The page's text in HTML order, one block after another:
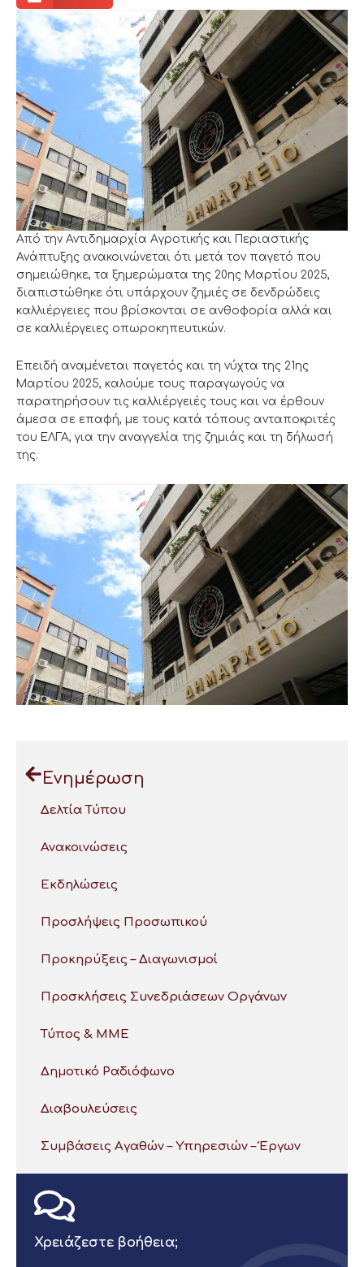
Από την Αντιδημαρχία Αγροτικής και Περιαστικής
Ανάπτυξης ανακοινώνεται ότι μετά τον παγετό που
σημειώθηκε, τα ξημερώματα της 20ης Μαρτίου 2025,
διαπιστώθηκε ότι υπάρχουν ζημιές σε δενδρώδεις
καλλιέργειες που βρίσκονται σε ανθοφορία αλλά και
σε καλλιέργειες οπωροκηπευτικών.
Επειδή αναμένεται παγετός και τη νύχτα της 21ης
Μαρτίου 2025, καλούμε τους παραγωγούς να
παρατηρήσουν τις καλλιέργειές τους και να έρθουν
άμεσα σε επαφή, με τους κατά τόπους ανταποκριτές
του ΕΛΓΑ, για την αναγγελία της ζημιάς και τη δήλωσή
της.
Ενημέρωση
Δελτία Τύπου
Ανακοινώσεις
Εκδηλώσεις
Προσλήψεις Προσωπικού
Προκηρύξεις – Διαγωνισμοί
Προσκλήσεις Συνεδριάσεων Οργάνων
Τύπος & ΜΜΕ
Δημοτικό Ραδιόφωνο
Διαβουλεύσεις
Συμβάσεις Αγαθών – Υπηρεσιών – Έργων
Χρειάζεστε βοήθεια;